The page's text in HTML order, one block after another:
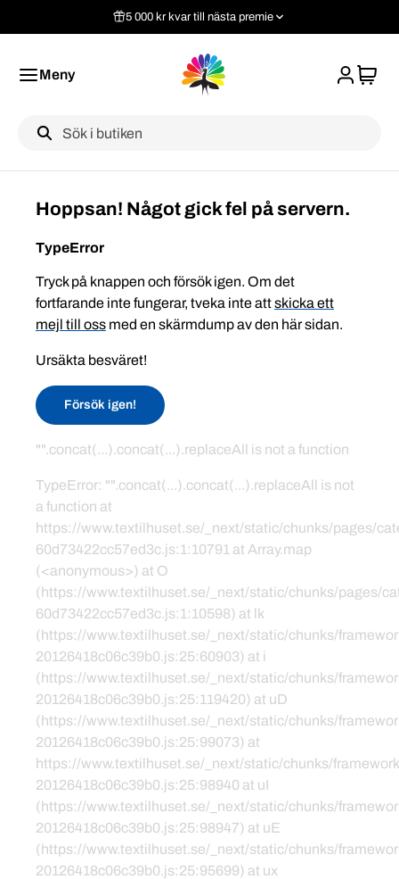
5 000 kr kvar till nästa premie
Meny
Label
Hoppsan! Något gick fel på servern.
TypeError
Tryck på knappen och försök igen. Om det
fortfarande inte fungerar, tveka inte attskicka ett
mejl till oss med en skärmdump av den här sidan.
Ursäkta besväret!
Försök igen!
"".concat(...).concat(...).replaceAll is not a function
TypeError: "".concat(...).concat(...).replaceAll is not
a function at
https://www.textilhuset.se/_next/static/chunks/pages/
60d73422cc57ed3c.js:1:10791 at Array.map
(<anonymous>) at O
(https://www.textilhuset.se/_next/static/chunks/pages/
60d73422cc57ed3c.js:1:10598) at lk
(https://www.textilhuset.se/_next/static/chunks/
20126418c06c39b0.js:25:60903) at i
(https://www.textilhuset.se/_next/static/chunks/
20126418c06c39b0.js:25:119420) at uD
(https://www.textilhuset.se/_next/static/chunks/
20126418c06c39b0.js:25:99073) at
https://www.textilhuset.se/_next/static/chunks/
20126418c06c39b0.js:25:98940 at uI
(https://www.textilhuset.se/_next/static/chunks/
20126418c06c39b0.js:25:98947) at uE
(https://www.textilhuset.se/_next/static/chunks/
20126418c06c39b0.js:25:95699) at ux